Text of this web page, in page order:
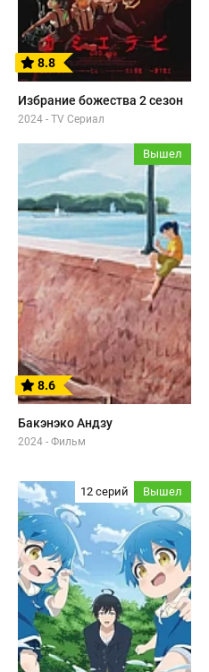
8.8
Избрание божества 2 сезон
2024 - TV Сериал
Вышел
8.6
Бакэнэко Андзу
2024 - Фильм
12 серий Вышел